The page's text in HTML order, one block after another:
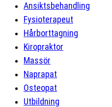
Ansiktsbehandling
Fysioterapeut
Hårborttagning
Kiropraktor
Massör
Naprapat
Osteopat
Utbildning